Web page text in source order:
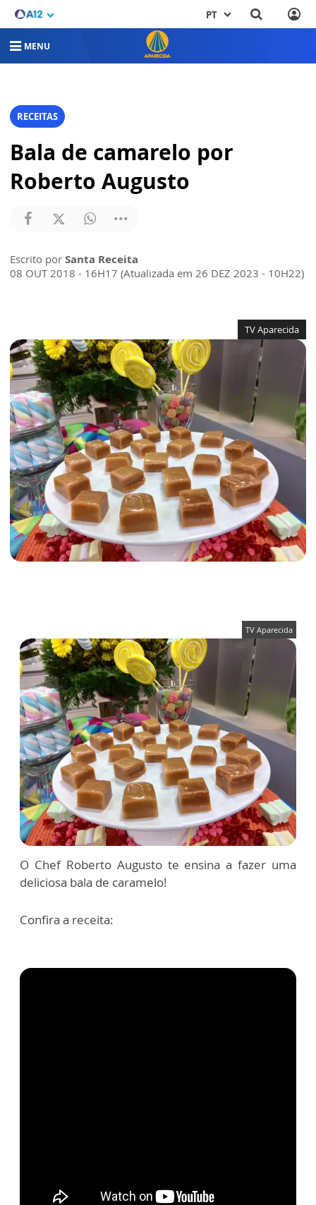
PT
MENU
RECEITAS
Bala de camarelo por
Roberto Augusto
Escrito por Santa Receita
08 OUT 2018 - 16H17 (Atualizada em 26 DEZ 2023 - 10H22)
TV Aparecida
TV Aparecida
O Chef Roberto Augusto te ensina a fazer uma
deliciosa bala de caramelo!
Confira a receita: